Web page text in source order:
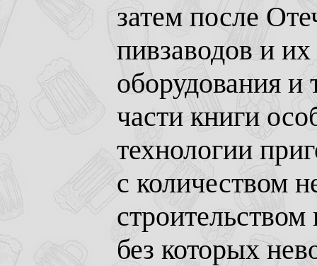
затем после
пивзаводов и
оборудования и
части книги
технологии
с количеством
без которых